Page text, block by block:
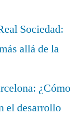
Sociedad:
allá de la
¿Cómo
el desarrollo